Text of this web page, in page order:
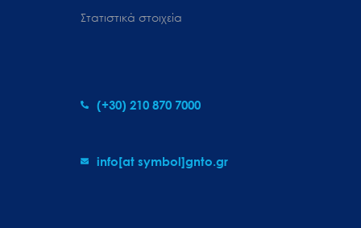
Στατιστικά στοιχεία
(+30) 210 870 7000
info[at symbol]gnto.gr